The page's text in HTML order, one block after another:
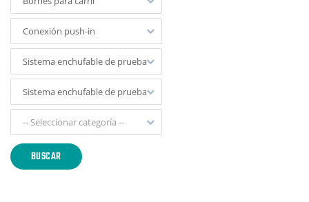
Conexión push-in
Sistema enchufable de prueba
Sistema enchufable de prueba sin conector de servicio y
-- Seleccionar categoría --
BUSCAR